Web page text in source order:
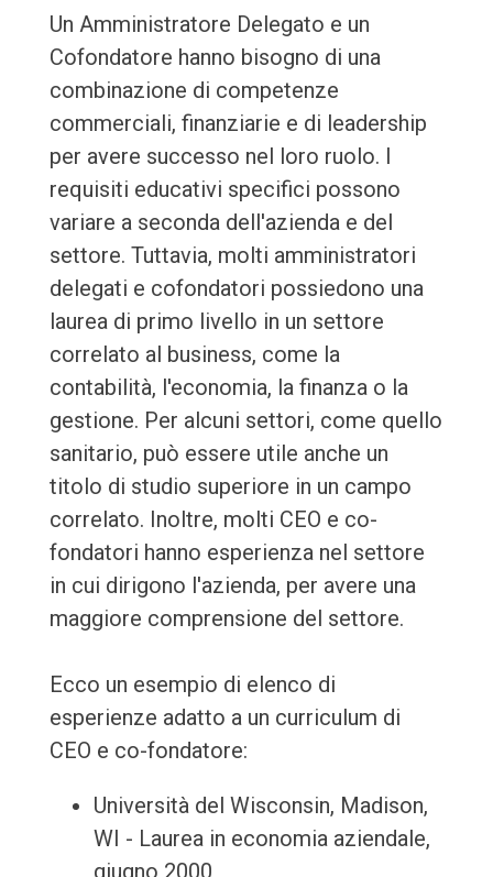
Un Amministratore Delegato e un
Cofondatore hanno bisogno di una
combinazione di competenze
commerciali, finanziarie e di leadership
per avere successo nel loro ruolo. I
requisiti educativi specifici possono
variare a seconda dell'azienda e del
settore. Tuttavia, molti amministratori
delegati e cofondatori possiedono una
laurea di primo livello in un settore
correlato al business, come la
contabilità, l'economia, la finanza o la
gestione. Per alcuni settori, come quello
sanitario, può essere utile anche un
titolo di studio superiore in un campo
correlato. Inoltre, molti CEO e co-
fondatori hanno esperienza nel settore
in cui dirigono l'azienda, per avere una
maggiore comprensione del settore.
Ecco un esempio di elenco di
esperienze adatto a un curriculum di
CEO e co-fondatore:
Università del Wisconsin, Madison,
WI - Laurea in economia aziendale,
giugno 2000